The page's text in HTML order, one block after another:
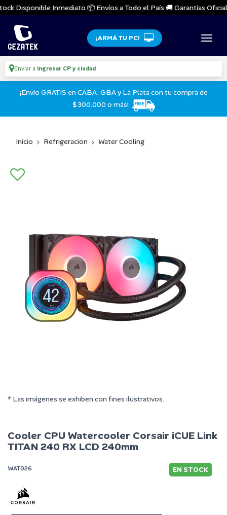
Disponible Inmediato 📦 Envíos a Todo el País 🚚 Garantías
¡ARMÁ TU PC!
Enviar a Ingresar CP y ciudad
¡Envío GRATIS en CABA, GBA y La Plata con tu compra de
$300.000 o más!
Inicio Refrigeracion Water Cooling
* Las imágenes se exhiben con fines ilustrativos.
Cooler CPU Watercooler Corsair iCUE Link
TITAN 240 RX LCD 240mm
WAT026 EN STOCK